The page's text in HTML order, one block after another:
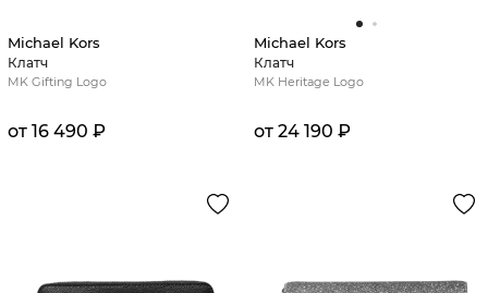
Michael Kors
Клатч
MK Gifting Logo
от 16 490 ₽
Michael Kors
Клатч
MK Heritage Logo
от 24 190 ₽